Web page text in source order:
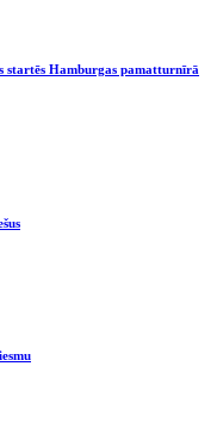
startēs Hamburgas pamatturnīrā